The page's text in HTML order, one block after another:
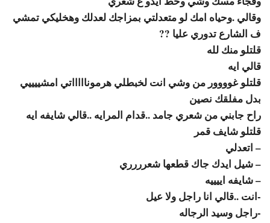
وقالي .وحياه امك لو متعدلتي بمزاجك لعدلك وهخليكي تمشي
ف الشارع تدوري عليا ??
قلتلو منك لله
قالي ايه
قلتلو غوووور من وشي انت لخبطلي هرموناااااتي امشييييي
بدل مفلقك نصين
راح جابني من شعري جامد ..قدام المرايه ..قالي شايفه ايه
قلتلو شايف قمر
– اتعدلي
– شيل ايدك جاك قطعها شعرررري
– شايفه اييييه
-انت ..قالي انا راجل ولا عيل
-راجل وسيد الرجاله